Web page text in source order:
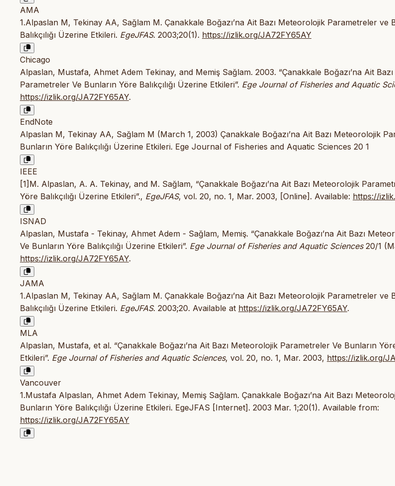
AMA
1.Alpaslan M, Tekinay AA, Sağlam M. Çanakkale Boğazı’na Ait Bazı Meteorolojik Parametreler ve
Balıkçılığı Üzerine Etkileri. EgeJFAS. 2003;20(1). https://izlik.org/JA72FY65AY
Chicago
Alpaslan, Mustafa, Ahmet Adem Tekinay, and Memiş Sağlam. 2003. “Çanakkale Boğazı’na Ait
Parametreler Ve Bunların Yöre Balıkçılığı Üzerine Etkileri”. Ege Journal of Fisheries and Aquatic
https://izlik.org/JA72FY65AY.
EndNote
Alpaslan M, Tekinay AA, Sağlam M (March 1, 2003) Çanakkale Boğazı’na Ait Bazı Meteorolojik
Bunların Yöre Balıkçılığı Üzerine Etkileri. Ege Journal of Fisheries and Aquatic Sciences 20 1
IEEE
[1]M. Alpaslan, A. A. Tekinay, and M. Sağlam, “Çanakkale Boğazı’na Ait Bazı Meteorolojik
Yöre Balıkçılığı Üzerine Etkileri”., EgeJFAS, vol. 20, no. 1, Mar. 2003, [Online]. Available: https://
ISNAD
Alpaslan, Mustafa - Tekinay, Ahmet Adem - Sağlam, Memiş. “Çanakkale Boğazı’na Ait Bazı
Ve Bunların Yöre Balıkçılığı Üzerine Etkileri”. Ege Journal of Fisheries and Aquatic Sciences20/1
https://izlik.org/JA72FY65AY.
JAMA
1.Alpaslan M, Tekinay AA, Sağlam M. Çanakkale Boğazı’na Ait Bazı Meteorolojik Parametreler ve
Balıkçılığı Üzerine Etkileri. EgeJFAS. 2003;20. Available at https://izlik.org/JA72FY65AY.
MLA
Alpaslan, Mustafa, et al. “Çanakkale Boğazı’na Ait Bazı Meteorolojik Parametreler Ve Bunların Yöre
Etkileri”. Ege Journal of Fisheries and Aquatic Sciences, vol. 20, no. 1, Mar. 2003, https://izlik.org/
Vancouver
1.Mustafa Alpaslan, Ahmet Adem Tekinay, Memiş Sağlam. Çanakkale Boğazı’na Ait Bazı
Bunların Yöre Balıkçılığı Üzerine Etkileri. EgeJFAS [Internet]. 2003 Mar. 1;20(1). Available from:
https://izlik.org/JA72FY65AY